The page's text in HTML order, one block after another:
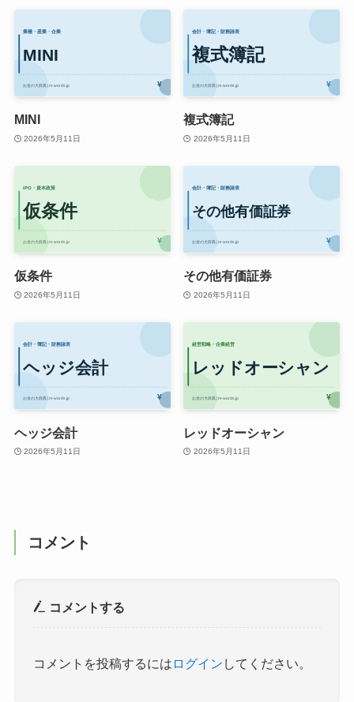
MINI
2026年5月11日
複式簿記
2026年5月11日
仮条件
2026年5月11日
その他有価証券
2026年5月11日
ヘッジ会計
2026年5月11日
レッドオーシャン
2026年5月11日
コメント
コメントする
コメントを投稿するには ログイン してください。